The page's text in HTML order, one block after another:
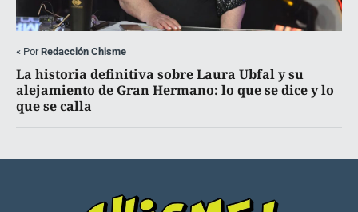
« PorRedacción Chisme
La historia definitiva sobre Laura Ubfal y su
alejamiento de Gran Hermano: lo que se dice y lo
que se calla